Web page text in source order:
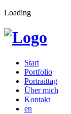
Loading
Start
Portfolio
Portraittag
Über mich
Kontakt
en